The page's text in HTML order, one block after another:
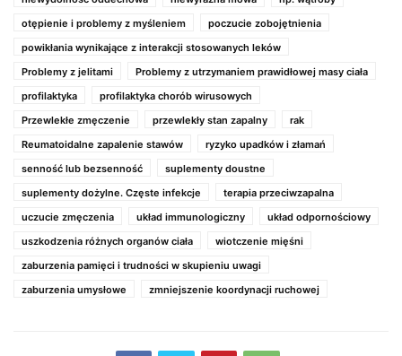
otępienie i problemy z myśleniem
poczucie zobojętnienia
powikłania wynikające z interakcji stosowanych leków
Problemy z jelitami
Problemy z utrzymaniem prawidłowej masy ciała
profilaktyka
profilaktyka chorób wirusowych
Przewlekłe zmęczenie
przewlekły stan zapalny
rak
Reumatoidalne zapalenie stawów
ryzyko upadków i złamań
senność lub bezsenność
suplementy doustne
suplementy dożylne. Częste infekcje
terapia przeciwzapalna
uczucie zmęczenia
układ immunologiczny
układ odpornościowy
uszkodzenia różnych organów ciała
wiotczenie mięśni
zaburzenia pamięci i trudności w skupieniu uwagi
zaburzenia umysłowe
zmniejszenie koordynacji ruchowej